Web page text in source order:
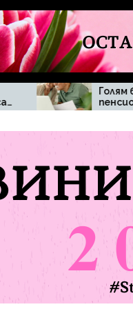
Голям брой
могат
бъдат засегнати